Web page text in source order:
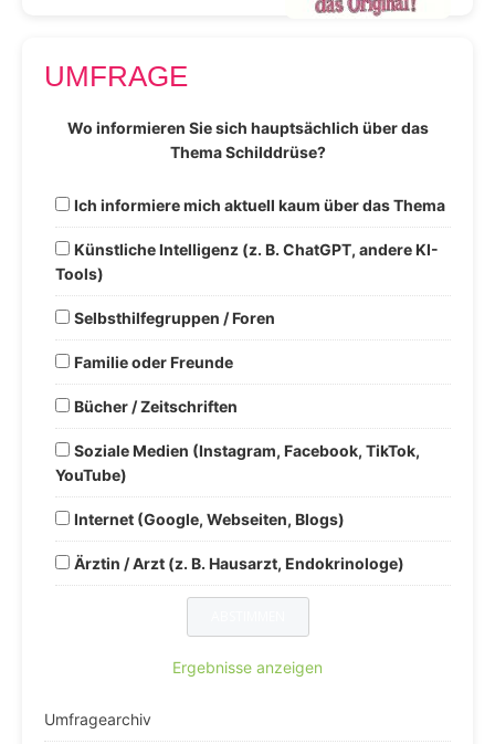
UMFRAGE
Wo informieren Sie sich hauptsächlich über das
Thema Schilddrüse?
Ich informiere mich aktuell kaum über das Thema
Künstliche Intelligenz (z. B. ChatGPT, andere KI-
Tools)
Selbsthilfegruppen / Foren
Familie oder Freunde
Bücher / Zeitschriften
Soziale Medien (Instagram, Facebook, TikTok,
YouTube)
Internet (Google, Webseiten, Blogs)
Ärztin / Arzt (z. B. Hausarzt, Endokrinologe)
Ergebnisse anzeigen
Umfragearchiv